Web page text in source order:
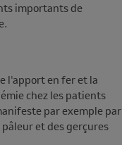
importants de
l'apport en fer et la
chez les patients
par exemple par
et des gerçures